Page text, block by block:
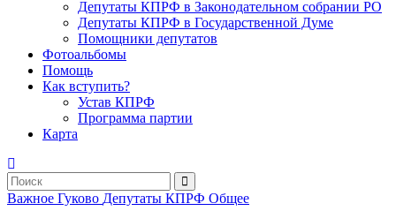
Депутаты КПРФ в Законодательном собрании РО
Депутаты КПРФ в Государственной Думе
Помощники депутатов
Фотоальбомы
Помощь
Как вступить?
Устав КПРФ
Программа партии
Карта
Важное Гуково Депутаты КПРФ Общее